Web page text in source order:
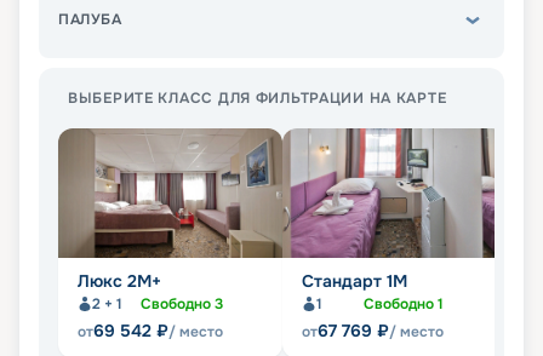
ПАЛУБА
ВЫБЕРИТЕ КЛАСС ДЛЯ ФИЛЬТРАЦИИ НА КАРТЕ
Люкс 2М+
2 + 1 Свободно3
от69 542 ₽/ место
Стандарт 1M
1 Свободно1
от67 769 ₽/ место